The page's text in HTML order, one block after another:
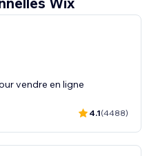
vendre en ligne
4.1(4488)